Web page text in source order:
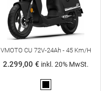
VMOTO CU 72V-24Ah - 45 Km/h
2.299,00 € inkl. 20% MwSt.